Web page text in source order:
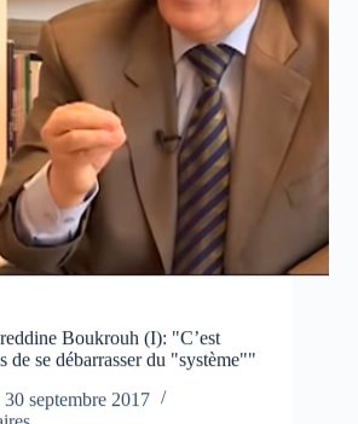
Boukrouh (I): "C’est
de se débarrasser du "système""
30 septembre 2017